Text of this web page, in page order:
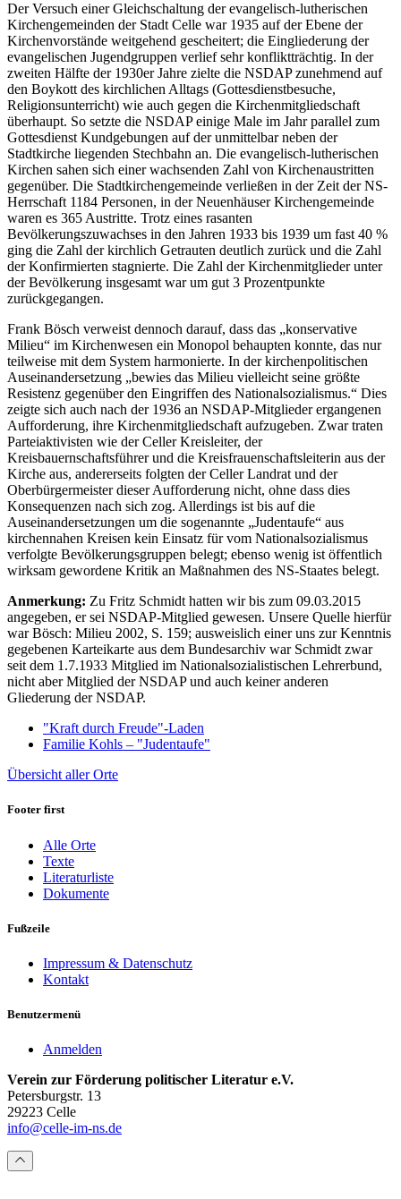
Der Versuch einer Gleichschaltung der evangelisch-lutherischen
Kirchengemeinden der Stadt Celle war 1935 auf der Ebene der
Kirchenvorstände weitgehend gescheitert; die Eingliederung der
evangelischen Jugendgruppen verlief sehr konfliktträchtig. In der
zweiten Hälfte der 1930er Jahre zielte die NSDAP zunehmend auf
den Boykott des kirchlichen Alltags (Gottesdienstbesuche,
Religionsunterricht) wie auch gegen die Kirchenmitgliedschaft
überhaupt. So setzte die NSDAP einige Male im Jahr parallel zum
Gottesdienst Kundgebungen auf der unmittelbar neben der
Stadtkirche liegenden Stechbahn an. Die evangelisch-lutherischen
Kirchen sahen sich einer wachsenden Zahl von Kirchenaustritten
gegenüber. Die Stadtkirchengemeinde verließen in der Zeit der NS-
Herrschaft 1184 Personen, in der Neuenhäuser Kirchengemeinde
waren es 365 Austritte. Trotz eines rasanten
Bevölkerungszuwachses in den Jahren 1933 bis 1939 um fast 40 %
ging die Zahl der kirchlich Getrauten deutlich zurück und die Zahl
der Konfirmierten stagnierte. Die Zahl der Kirchenmitglieder unter
der Bevölkerung insgesamt war um gut 3 Prozentpunkte
zurückgegangen.
Frank Bösch verweist dennoch darauf, dass das „konservative
Milieu“ im Kirchenwesen ein Monopol behaupten konnte, das nur
teilweise mit dem System harmonierte. In der kirchenpolitischen
Auseinandersetzung „bewies das Milieu vielleicht seine größte
Resistenz gegenüber den Eingriffen des Nationalsozialismus.“ Dies
zeigte sich auch nach der 1936 an NSDAP-Mitglieder ergangenen
Aufforderung, ihre Kirchenmitgliedschaft aufzugeben. Zwar traten
Parteiaktivisten wie der Celler Kreisleiter, der
Kreisbauernschaftsführer und die Kreisfrauenschaftsleiterin aus der
Kirche aus, andererseits folgten der Celler Landrat und der
Oberbürgermeister dieser Aufforderung nicht, ohne dass dies
Konsequenzen nach sich zog. Allerdings ist bis auf die
Auseinandersetzungen um die sogenannte „Judentaufe“ aus
kirchennahen Kreisen kein Einsatz für vom Nationalsozialismus
verfolgte Bevölkerungsgruppen belegt; ebenso wenig ist öffentlich
wirksam gewordene Kritik an Maßnahmen des NS-Staates belegt.
Anmerkung: Zu Fritz Schmidt hatten wir bis zum 09.03.2015
angegeben, er sei NSDAP-Mitglied gewesen. Unsere Quelle hierfür
war Bösch: Milieu 2002, S. 159; ausweislich einer uns zur Kenntnis
gegebenen Karteikarte aus dem Bundesarchiv war Schmidt zwar
seit dem 1.7.1933 Mitglied im Nationalsozialistischen Lehrerbund,
nicht aber Mitglied der NSDAP und auch keiner anderen
Gliederung der NSDAP.
"Kraft durch Freude"-Laden
Familie Kohls – "Judentaufe"
Übersicht aller Orte
Footer first
Alle Orte
Texte
Literaturliste
Dokumente
Fußzeile
Impressum & Datenschutz
Kontakt
Benutzermenü
Anmelden
Verein zur Förderung politischer Literatur e.V.
Petersburgstr. 13
29223 Celle
info@celle-im-ns.de